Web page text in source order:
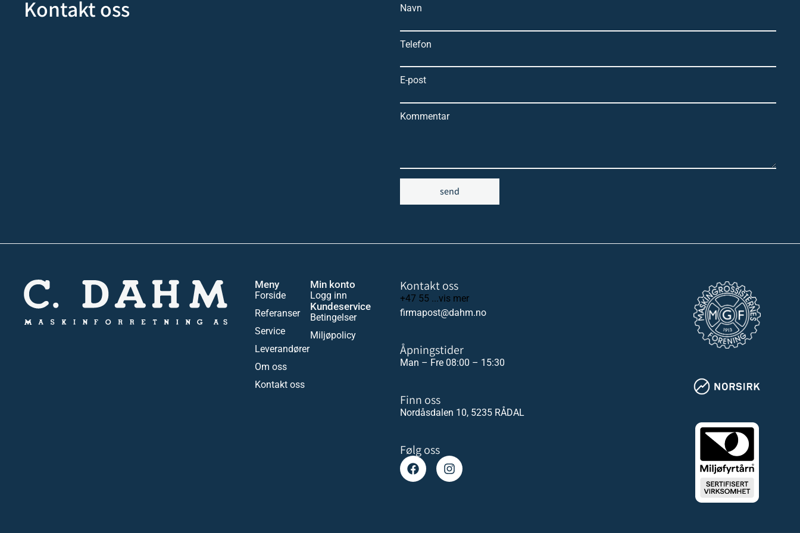
Kontakt oss Navn
Telefon
E-post
Kommentar
send
Meny
Forside
Referanser
Service
Leverandører
Om oss
Kontakt oss
Min konto
Logg inn
Kundeservice
Betingelser
Miljøpolicy
Kontakt oss
+47 55 ...vis mer
firmapost@dahm.no
Åpningstider
Man – Fre 08:00 – 15:30
Finn oss
Nordåsdalen 10, 5235 RÅDAL
Følg oss